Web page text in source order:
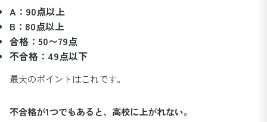
A：90点以上
B：80点以上
合格：50〜79点
不合格：49点以下
最大のポイントはこれです。
不合格が1つでもあると、高校に上がれない。